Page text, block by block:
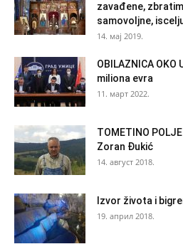
zavađene,
samovoljne,
14. мај 2019.
OBILAZNICA
miliona evra
11. март 2022.
TOMETINO
Zoran Đukić
14. август 2018.
Izvor života i
19. април 2018.